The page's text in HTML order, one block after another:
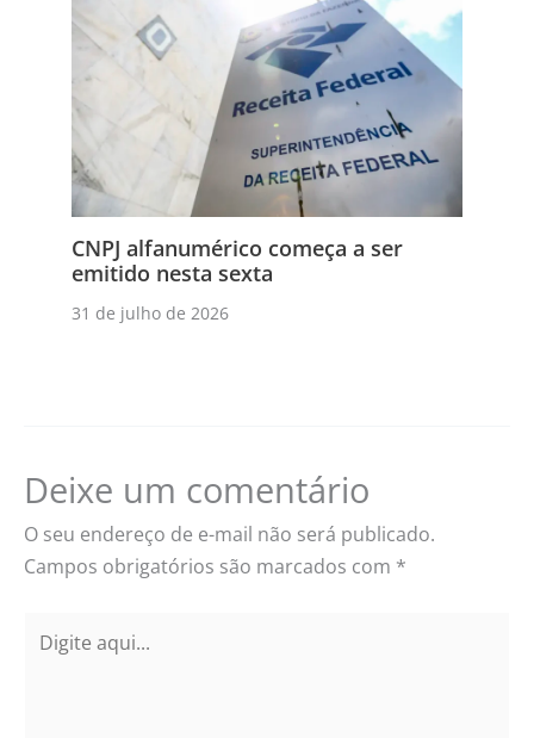
CNPJ alfanumérico começa a ser
emitido nesta sexta
31 de julho de 2026
Deixe um comentário
O seu endereço de e-mail não será publicado.
Campos obrigatórios são marcados com *
aqui...